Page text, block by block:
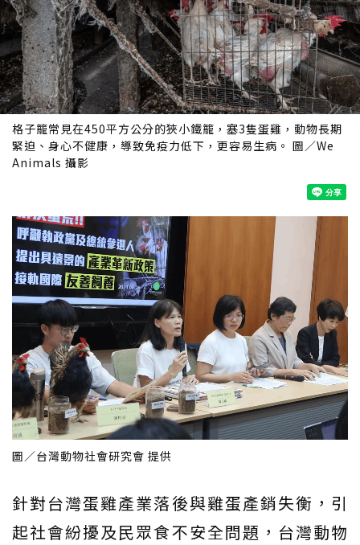
格子籠常見在450平方公分的狹小鐵籠，塞3隻蛋雞，動物長期
緊迫、身心不健康，導致免疫力低下，更容易生病。 圖／We
Animals 攝影
圖／台灣動物社會研究會 提供
針對台灣蛋雞產業落後與雞蛋產銷失衡，引
起社會紛擾及民眾食不安全問題，台灣動物